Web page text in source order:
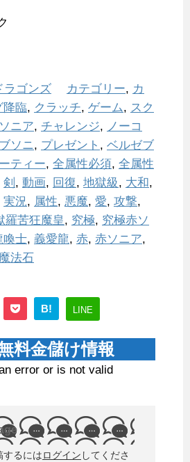
ラゴンズ カテゴリー, カ
降臨, クラッチ, ゲーム, スク
ソニア, チャレンジ, ノーコ
ソニ, プレゼント , ベルゼブ
ティー, 全属性必須, 全属性
剣 , 動画, 回復, 地獄級, 大和,
実況, 属性, 悪魔, 愛, 攻撃,
羅苦狂魔皇, 究極, 究極赤ソ
喚士, 義愛龍, 赤, 赤ソニア,
魔法石
B! LINE
料金儲け情報
error or is not valid
するにはログイン してくださ